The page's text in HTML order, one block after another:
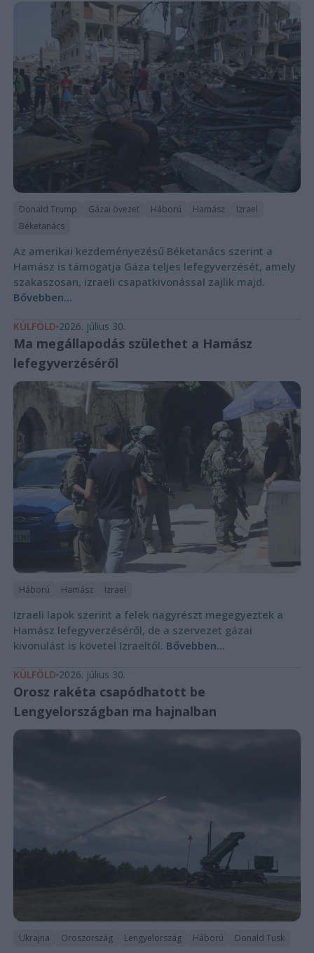
Donald Trump Gázai övezet Háború Hamász
Izrael
Béketanács
Az amerikai kezdeményezésű Béketanács szerint a
Hamász is támogatja Gáza teljes lefegyverzését, amely
szakaszosan, izraeli csapatkivonással zajlik majd.
Bővebben...
KÜLFÖLD 2026. július 30.
Ma megállapodás születhet a Hamász
lefegyverzéséről
Háború Hamász Izrael
Izraeli lapok szerint a felek nagyrészt megegyeztek a
Hamász lefegyverzéséről, de a szervezet gázai
kivonulást is követel Izraeltől. Bővebben...
KÜLFÖLD 2026. július 30.
Orosz rakéta csapódhatott be
Lengyelországban ma hajnalban
Ukrajna Oroszország Lengyelország Háború Donald Tusk